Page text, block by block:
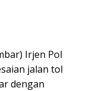
Irjen Pol
jalan tol
dengan